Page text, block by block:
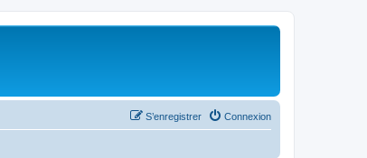
Connexion
S’enregistrer